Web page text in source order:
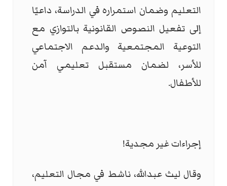
التعليم وضمان استمراره في الدراسة، داعيًا
إلى تفعيل النصوص القانونية بالتوازي مع
التوعية المجتمعية والدعم الاجتماعي
للأسر، لضمان مستقبل تعليمي آمن
للأطفال.
إجراءات غير مجدية!
وقال ليث عبدالله، ناشط في مجال التعليم،